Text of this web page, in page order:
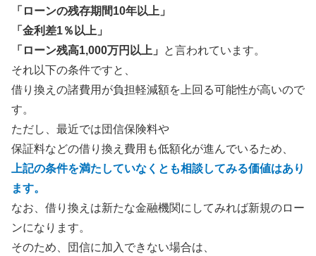
「ローンの残存期間10年以上」
「金利差1％以上」
「ローン残高1,000万円以上」
と言われています。
それ以下の条件ですと、
借り換えの諸費用が負担軽減額を上回る可能性が高いので
す。
ただし、最近では団信保険料や
保証料などの借り換え費用も低額化が進んでいるため、
上記の条件を満たしていなくとも相談してみる価値はあり
ます。
なお、借り換えは新たな金融機関にしてみれば新規のロー
ンになります。
そのため、団信に加入できない場合は、